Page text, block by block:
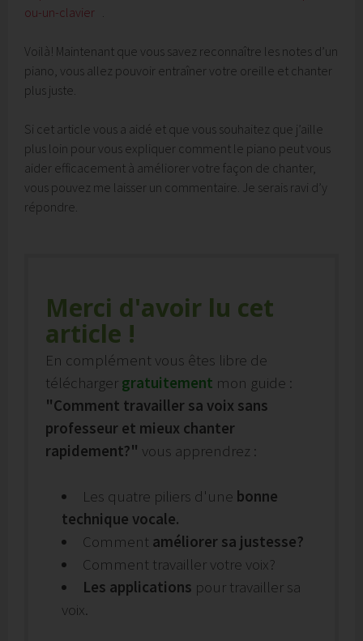
ou-un-clavier .
Voilà! Maintenant que vous savez reconnaître les notes d’un
piano, vous allez pouvoir entraîner votre oreille et chanter
plus juste.
Si cet article vous a aidé et que vous souhaitez que j’aille
plus loin pour vous expliquer comment le piano peut vous
aider efficacement à améliorer votre façon de chanter,
vous pouvez me laisser un commentaire. Je serais ravi d’y
répondre.
Merci d'avoir lu cet
article !
En complément vous êtes libre de
télécharger gratuitement mon guide :
"Comment travailler sa voix sans
professeur et mieux chanter
rapidement?" vous apprendrez :
Les quatre piliers d'une bonne
technique vocale.
Comment améliorer sa justesse?
Comment travailler votre voix?
Les applications pour travailler sa
voix.